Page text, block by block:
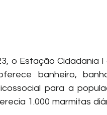
o Estação Cidadania
banheiro,
para a
1.000 marmitas